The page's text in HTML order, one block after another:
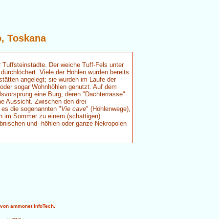
Toskana
Der weiche Tuff-Fels unter
Viele der Höhlen wurden bereits
angelegt; sie wurden im Laufe der
sogar Wohnhöhlen genutzt. Auf dem
eine Burg, deren "Dachterrasse"
Aussicht. Zwischen den drei
die sogenannten "Vie cave" (Höhlenwege),
im Sommer zu einem (schattigen)
und -höhlen oder ganze Nekropolen
von ammonet InfoTech.